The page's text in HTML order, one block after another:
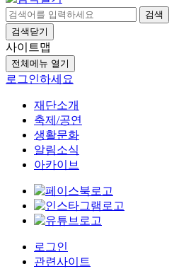
검색
검색닫기
사이트맵
전체메뉴 열기
로그인하세요
재단소개
축제/공연
생활문화
알림소식
아카이브
로그인
관련사이트